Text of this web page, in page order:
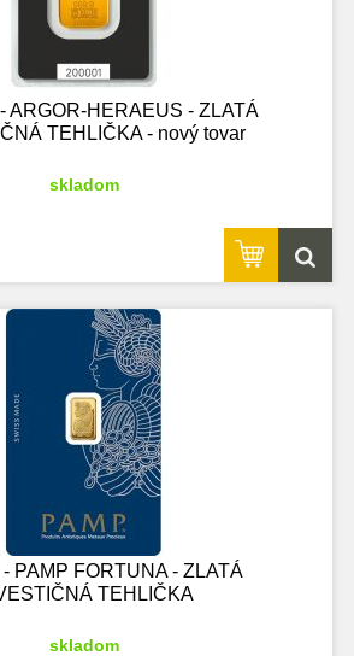
ARGOR-HERAEUS - ZLATÁ
TEHLIČKA - nový tovar
skladom
PAMP FORTUNA - ZLATÁ
TEHLIČKA
skladom